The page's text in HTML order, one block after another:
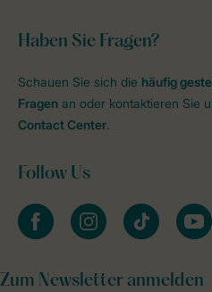
Haben Sie Fragen?
Schauen Sie sich die häufig
Fragen an oder kontaktieren Sie
Contact Center.
Follow Us
facebookinstagramtiktok
Zum Newsletter anmelden